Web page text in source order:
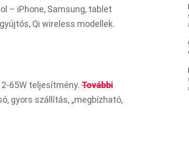
– iPhone, Samsung, tablet
Qi wireless modellek.
65W teljesítmény. További
gyors szállítás, „megbízható,